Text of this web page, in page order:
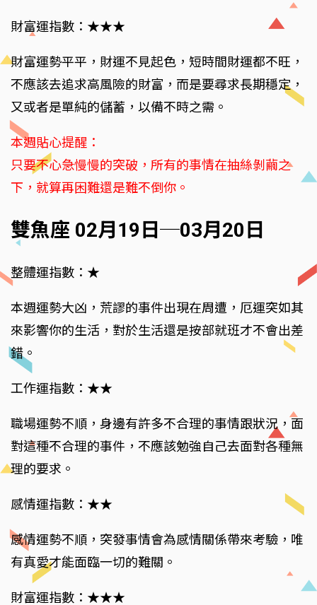
財富運指數：★★★
財富運勢平平，財運不見起色，短時間財運都不旺，
不應該去追求高風險的財富，而是要尋求長期穩定，
又或者是單純的儲蓄，以備不時之需。
本週貼心提醒：
只要不心急慢慢的突破，所有的事情在抽絲剝繭之
下，就算再困難還是難不倒你。
雙魚座 02月19日─03月20日
整體運指數：★
本週運勢大凶，荒謬的事件出現在周遭，厄運突如其
來影響你的生活，對於生活還是按部就班才不會出差
錯。
工作運指數：★★
職場運勢不順，身邊有許多不合理的事情跟狀況，面
對這種不合理的事件，不應該勉強自己去面對各種無
理的要求。
感情運指數：★★
感情運勢不順，突發事情會為感情關係帶來考驗，唯
有真愛才能面臨一切的難關。
財富運指數：★★★